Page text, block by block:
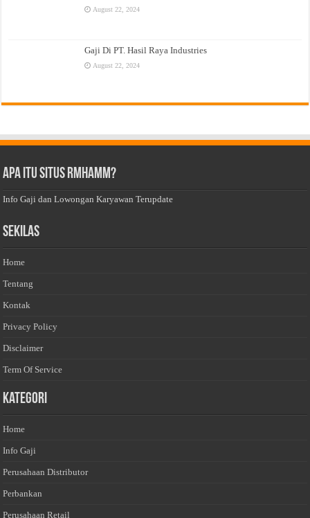
August 22, 2024
Gaji Di PT. Hasil Raya Industries
August 22, 2024
Apa Itu Situs Rmhamm?
Info Gaji dan Lowongan Karyawan Terupdate
Sekilas
Home
Tentang
Kontak
Privacy Policy
Disclaimer
Term Of Service
Kategori
Home
Info Gaji
Perusahaan Distributor
Perbankan
Perusahaan Retail